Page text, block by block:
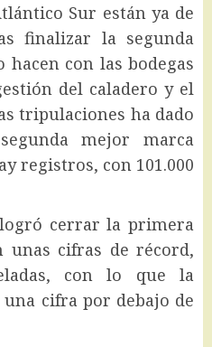
Sur están ya de
finalizar la segunda
hacen con las bodegas
del caladero y el
tripulaciones ha dado
mejor marca
registros, con 101.000
cerrar la primera
unas cifras de récord,
con lo que la
cifra por debajo de